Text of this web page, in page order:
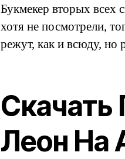
Букмекер вторых всех
хотя не посмотрели,
режут, как и всюду, но
Скачать
Леон На